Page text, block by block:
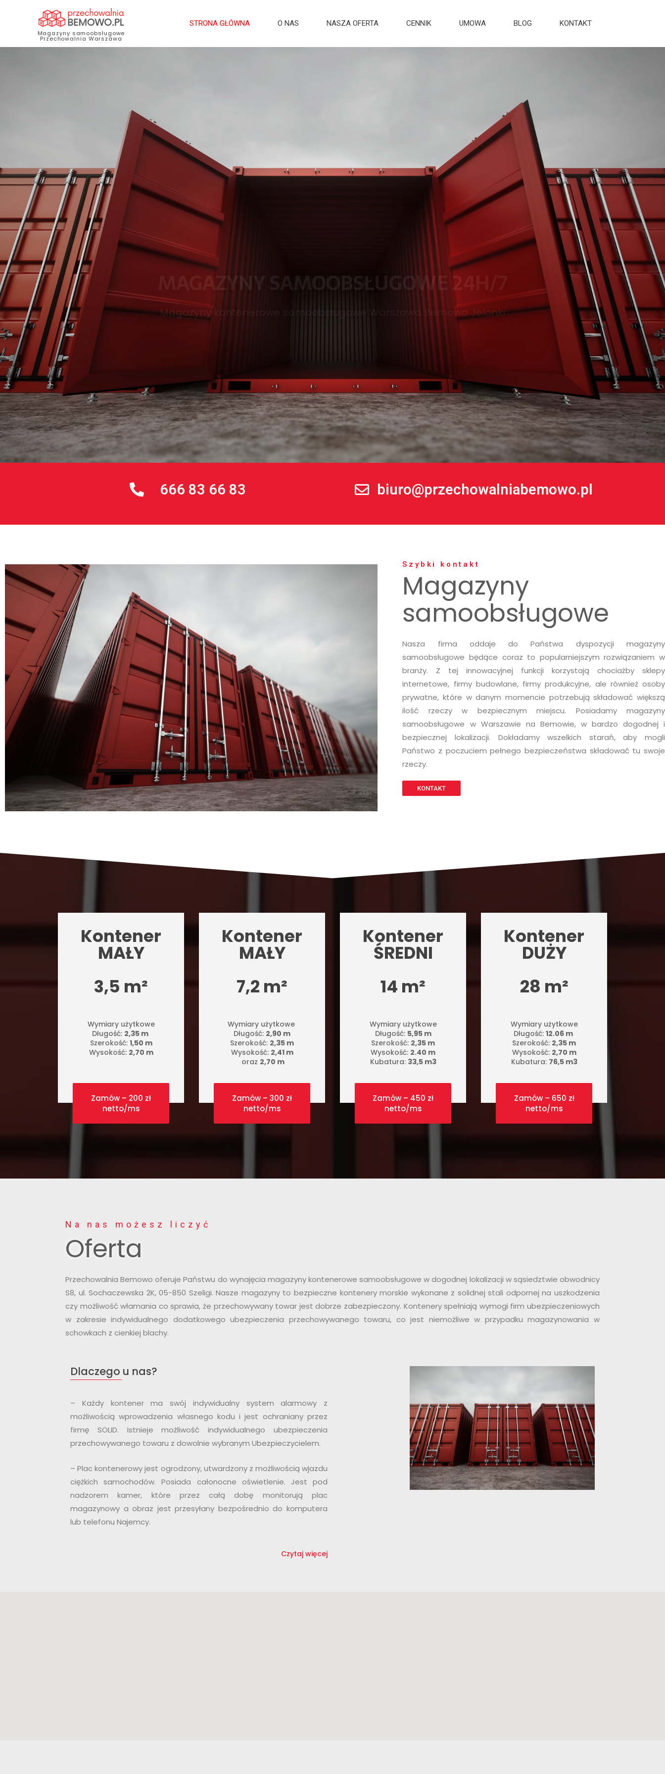
Magazyny samoobsługowe
Przechowalnia Warszawa
STRONA GŁÓWNA O NAS NASZA OFERTA CENNIK UMOWA BLOG KONTAKT
7 MAGAZYNY SAMOOBSŁUGOWE 24H/7
Magazyny kontenerowe samoobsługowe Warszawa Bemowo Jelonki
666 83 66 83 biuro@przechowalniabemowo.pl
Szybki kontakt
Magazyny
samoobsługowe
Nasza firma oddaje do Państwa dyspozycji magazyny
samoobsługowe będące coraz to popularniejszym rozwiązaniem w
branży. Z tej innowacyjnej funkcji korzystają chociażby sklepy
internetowe, firmy budowlane, firmy produkcyjne, ale również osoby
prywatne, które w danym momencie potrzebują składować większą
ilość rzeczy w bezpiecznym miejscu. Posiadamy magazyny
samoobsługowe w Warszawie na Bemowie, w bardzo dogodnej i
bezpiecznej lokalizacji. Dokładamy wszelkich starań, aby mogli
Państwo z poczuciem pełnego bezpieczeństwa składować tu swoje
rzeczy.
KONTAKT
Kontener
MAŁY
3,5 m²
Wymiary użytkowe
Długość: 2,35 m
Szerokość: 1,50 m
Wysokość: 2,70 m
Zamów – 200 zł
netto/ms
Kontener
MAŁY
7,2 m²
Wymiary użytkowe
Długość: 2,90 m
Szerokość: 2,35 m
Wysokość: 2,41 m
oraz 2,70 m
Zamów – 300 zł
netto/ms
Kontener
ŚREDNI
14 m²
Wymiary użytkowe
Długość: 5,95 m
Szerokość: 2,35 m
Wysokość: 2.40 m
Kubatura: 33,5 m3
Zamów – 450 zł
netto/ms
Kontener
DUŻY
28 m²
Wymiary użytkowe
Długość: 12.06 m
Szerokość: 2,35 m
Wysokość: 2,70 m
Kubatura: 76,5 m3
Zamów – 650 zł
netto/ms
Na nas możesz liczyć
Oferta
Przechowalnia Bemowo oferuje Państwu do wynajęcia magazyny kontenerowe samoobsługowe w dogodnej lokalizacji w sąsiedztwie obwodnicy
S8, ul. Sochaczewska 2K, 05-850 Szeligi. Nasze magazyny to bezpieczne kontenery morskie wykonane z solidnej stali odpornej na uszkodzenia
czy możliwość włamania co sprawia, że przechowywany towar jest dobrze zabezpieczony. Kontenery spełniają wymogi firm ubezpieczeniowych
w zakresie indywidualnego dodatkowego ubezpieczenia przechowywanego towaru, co jest niemożliwe w przypadku magazynowania w
schowkach z cienkiej blachy.
Dlaczego u nas?
– Każdy kontener ma swój indywidualny system alarmowy z
możliwością wprowadzenia własnego kodu i jest ochraniany przez
firmę SOLID. Istnieje możliwość indywidualnego ubezpieczenia
przechowywanego towaru z dowolnie wybranym Ubezpieczycielem.
– Plac kontenerowy jest ogrodzony, utwardzony z możliwością wjazdu
ciężkich samochodów. Posiada całonocne oświetlenie. Jest pod
nadzorem kamer, które przez całą dobę monitorują plac
magazynowy a obraz jest przesyłany bezpośrednio do komputera
lub telefonu Najemcy.
Czytaj więcej